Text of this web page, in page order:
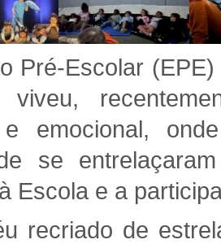
Pré-Escolar
e emocional,
se
Escola e a
recriado de